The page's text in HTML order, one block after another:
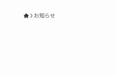
お知らせ